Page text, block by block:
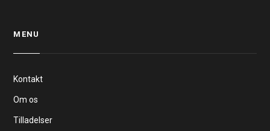
MENU
Kontakt
Om os
Tilladelser